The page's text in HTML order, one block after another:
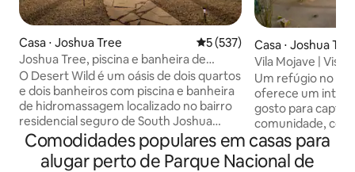
Casa ⋅ Joshua Tree 5 de uma avaliação média de
5 (537)
Joshua Tree, piscina e banheira de
hidromassagem
O Desert Wild é um oásis de dois quartos
e dois banheiros com piscina e banheira
de hidromassagem localizado no bairro
residencial seguro de South Joshua
Tree. Estamos a 10 minutos de carro da
entrada oeste do Parque Nacional de
Joshua Tree e a 5 minutos de carro das
Casa ⋅ Joshua
Vila Mojave | Vista
cowboys
Um refúgio no
oferece um
gosto para
comunidade,
externas
ocasião. Situada no topo de uma colina
em uma
Comodidades populares em casas para
alugar perto de Parque Nacional de